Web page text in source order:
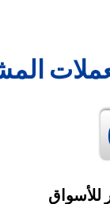
للأسواق